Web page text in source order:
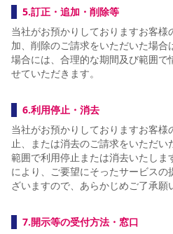
5.訂正・追加・削除等
当社がお預かりしておりますお客様
加、削除のご請求をいただいた場合
場合には、合理的な期間及び範囲で
せていただきます。
6.利用停止・消去
当社がお預かりしておりますお客
止、または消去のご請求をいただ
範囲で利用停止または消去いたしま
により、ご要望にそったサービス
ざいますので、あらかじめご了承願
7.開示等の受付方法・窓口